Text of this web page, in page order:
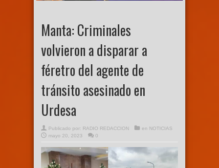
Manta: Criminales
volvieron a disparar a
féretro del agente de
tránsito asesinado en
Urdesa
Publicado por: RADIO REDACCION en NOTICIAS
mayo 20, 2023
0